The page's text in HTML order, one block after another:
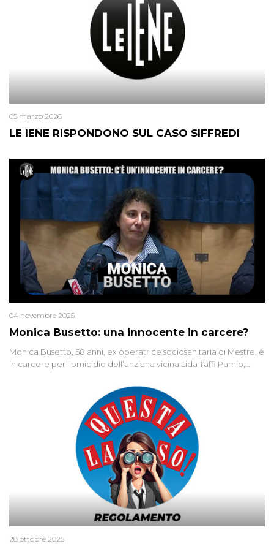
LE IENE RISPONDONO SUL CASO SIFFREDI
05 marzo 2026
Monica Busetto: una innocente in carcere?
04 novembre 2025
Monica Busetto, 58 anni, ex operatrice sociosanitaria di Mestre, è
in carcere per l’omicidio dell’anziana vicina Lida Taffi Pamio,
minuscola su una collanina, Monica si proclama innocente. Nel
2015 un’altra donna confessa lo stesso delitto, poi ritratta. Due
colpevoli per un solo omicidio: errore giudiziario o giustizia
28 ottobre 2025